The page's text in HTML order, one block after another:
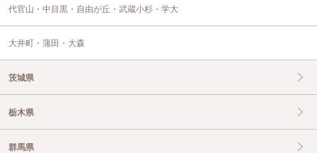
代官山・中目黒・自由が丘・武蔵小杉・学大
大井町・蒲田・大森
茨城県
栃木県
群馬県